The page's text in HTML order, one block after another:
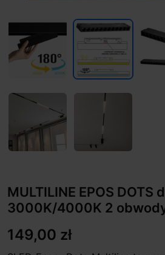
MULTILINE EPOS DOTS
3000K/4000K 2
149,00 zł